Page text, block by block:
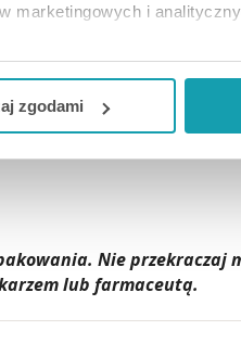
marketingowych i
dodatkowe funkcje, z
Będzie się to jednak
zgodami
ten można stosować w
dawkowania.
Nie
lub farmaceutą.